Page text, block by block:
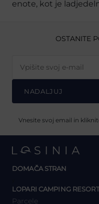
enote, kot je
OSTANITE
NADALJUJ
Vnesite svoj email in
DOMAČA STRAN
LOPARI CAMPING RESORT
Parcele